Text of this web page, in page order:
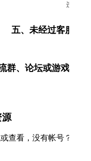
违反此
五、未经过客服同
群、论坛或游戏里
源
查看，没有帐号？